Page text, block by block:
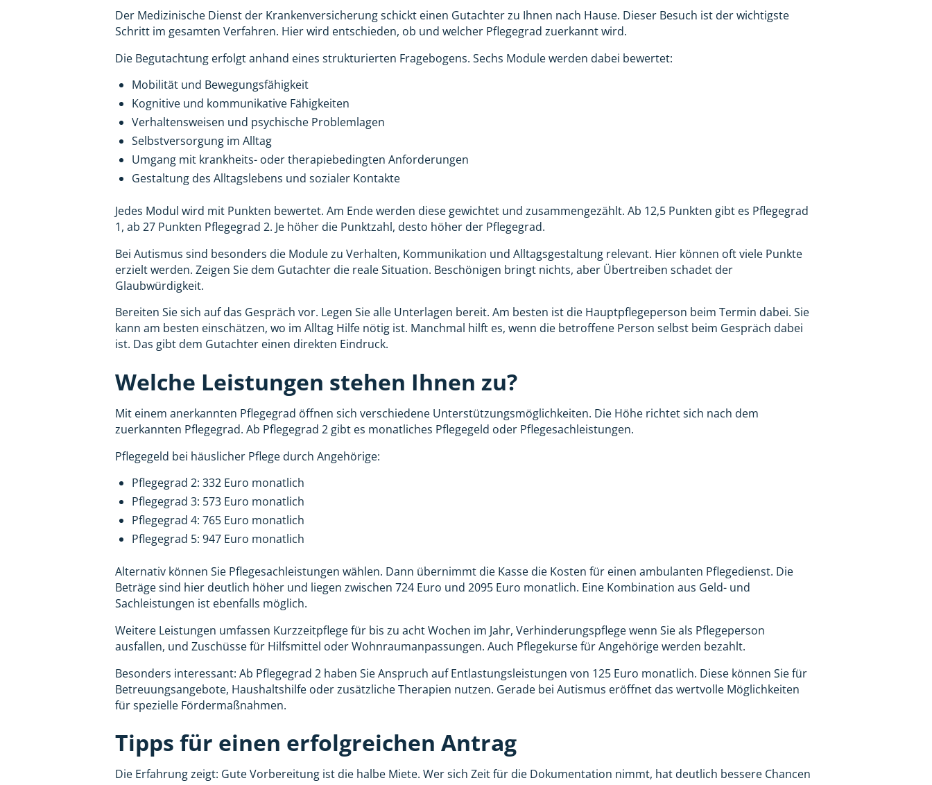
Der Medizinische Dienst der Krankenversicherung schickt einen Gutachter zu Ihnen nach Hause. Dieser Besuch ist der wichtigste
Schritt im gesamten Verfahren. Hier wird entschieden, ob und welcher Pflegegrad zuerkannt wird.
Die Begutachtung erfolgt anhand eines strukturierten Fragebogens. Sechs Module werden dabei bewertet:
Mobilität und Bewegungsfähigkeit
Kognitive und kommunikative Fähigkeiten
Verhaltensweisen und psychische Problemlagen
Selbstversorgung im Alltag
Umgang mit krankheits- oder therapiebedingten Anforderungen
Gestaltung des Alltagslebens und sozialer Kontakte
Jedes Modul wird mit Punkten bewertet. Am Ende werden diese gewichtet und zusammengezählt. Ab 12,5 Punkten gibt es Pflegegrad
1, ab 27 Punkten Pflegegrad 2. Je höher die Punktzahl, desto höher der Pflegegrad.
Bei Autismus sind besonders die Module zu Verhalten, Kommunikation und Alltagsgestaltung relevant. Hier können oft viele Punkte
erzielt werden. Zeigen Sie dem Gutachter die reale Situation. Beschönigen bringt nichts, aber Übertreiben schadet der
Glaubwürdigkeit.
Bereiten Sie sich auf das Gespräch vor. Legen Sie alle Unterlagen bereit. Am besten ist die Hauptpflegeperson beim Termin dabei. Sie
kann am besten einschätzen, wo im Alltag Hilfe nötig ist. Manchmal hilft es, wenn die betroffene Person selbst beim Gespräch dabei
ist. Das gibt dem Gutachter einen direkten Eindruck.
Welche Leistungen stehen Ihnen zu?
Mit einem anerkannten Pflegegrad öffnen sich verschiedene Unterstützungsmöglichkeiten. Die Höhe richtet sich nach dem
zuerkannten Pflegegrad. Ab Pflegegrad 2 gibt es monatliches Pflegegeld oder Pflegesachleistungen.
Pflegegeld bei häuslicher Pflege durch Angehörige:
Pflegegrad 2: 332 Euro monatlich
Pflegegrad 3: 573 Euro monatlich
Pflegegrad 4: 765 Euro monatlich
Pflegegrad 5: 947 Euro monatlich
Alternativ können Sie Pflegesachleistungen wählen. Dann übernimmt die Kasse die Kosten für einen ambulanten Pflegedienst. Die
Beträge sind hier deutlich höher und liegen zwischen 724 Euro und 2095 Euro monatlich. Eine Kombination aus Geld- und
Sachleistungen ist ebenfalls möglich.
Weitere Leistungen umfassen Kurzzeitpflege für bis zu acht Wochen im Jahr, Verhinderungspflege wenn Sie als Pflegeperson
ausfallen, und Zuschüsse für Hilfsmittel oder Wohnraumanpassungen. Auch Pflegekurse für Angehörige werden bezahlt.
Besonders interessant: Ab Pflegegrad 2 haben Sie Anspruch auf Entlastungsleistungen von 125 Euro monatlich. Diese können Sie für
Betreuungsangebote, Haushaltshilfe oder zusätzliche Therapien nutzen. Gerade bei Autismus eröffnet das wertvolle Möglichkeiten
für spezielle Fördermaßnahmen.
Tipps für einen erfolgreichen Antrag
Die Erfahrung zeigt: Gute Vorbereitung ist die halbe Miete. Wer sich Zeit für die Dokumentation nimmt, hat deutlich bessere Chancen